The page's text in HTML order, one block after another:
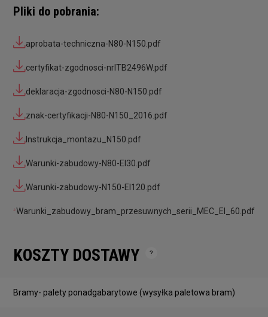
Pliki do pobrania:
aprobata-techniczna-N80-N150.pdf
certyfikat-zgodnosci-nrITB2496W.pdf
deklaracja-zgodnosci-N80-N150.pdf
znak-certyfikacji-N80-N150_2016.pdf
Instrukcja_montazu_N150.pdf
Warunki-zabudowy-N80-EI30.pdf
Warunki-zabudowy-N150-EI120.pdf
Warunki_zabudowy_bram_przesuwnych_serii_MEC_EI_60.pdf
KOSZTY DOSTAWY
Bramy- palety ponadgabarytowe (wysyłka paletowa bram)